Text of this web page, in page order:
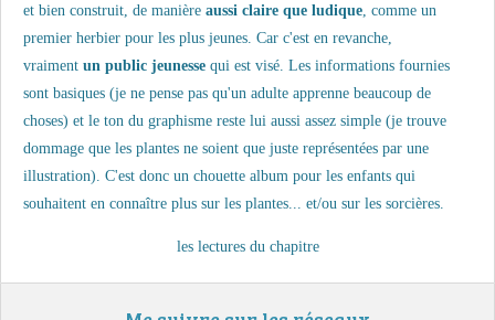
et bien construit, de manière aussi claire que ludique , comme un
premier herbier pour les plus jeunes. Car c'est en revanche,
vraiment un public jeunesse qui est visé. Les informations fournies
sont basiques (je ne pense pas qu'un adulte apprenne beaucoup de
choses) et le ton du graphisme reste lui aussi assez simple (je trouve
dommage que les plantes ne soient que juste représentées par une
illustration). C'est donc un chouette album pour les enfants qui
souhaitent en connaître plus sur les plantes... et/ou sur les sorcières.
les lectures du chapitre